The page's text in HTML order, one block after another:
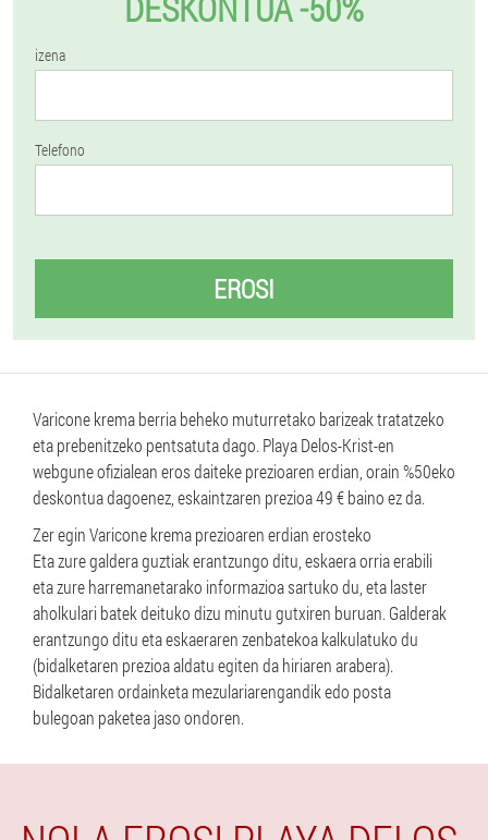
izena
Telefono
EROSI
Varicone krema berria beheko muturretako barizeak tratatzeko
eta prebenitzeko pentsatuta dago. Playa Delos-Krist-en
webgune ofizialean eros daiteke prezioaren erdian, orain %50eko
deskontua dagoenez, eskaintzaren prezioa 49 € baino ez da.
Zer egin Varicone krema prezioaren erdian erosteko
Eta zure galdera guztiak erantzungo ditu, eskaera orria erabili
eta zure harremanetarako informazioa sartuko du, eta laster
aholkulari batek deituko dizu minutu gutxiren buruan. Galderak
erantzungo ditu eta eskaeraren zenbatekoa kalkulatuko du
(bidalketaren prezioa aldatu egiten da hiriaren arabera).
Bidalketaren ordainketa mezulariarengandik edo posta
bulegoan paketea jaso ondoren.